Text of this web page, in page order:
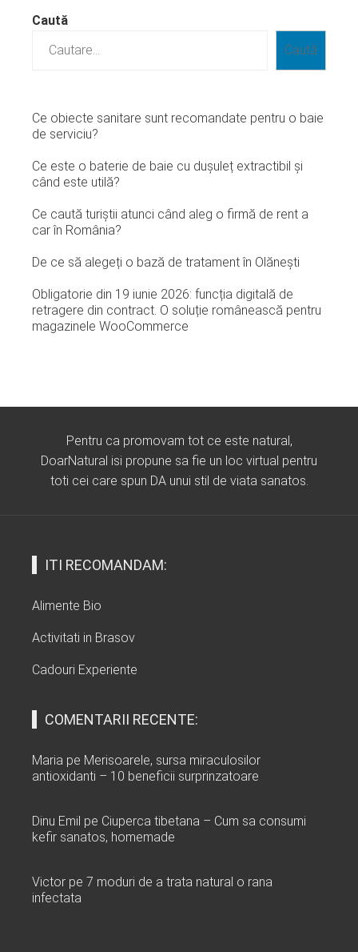
Caută
Caută
Ce obiecte sanitare sunt recomandate pentru o baie
de serviciu?
Ce este o baterie de baie cu dușuleț extractibil și
când este utilă?
Ce caută turiștii atunci când aleg o firmă de rent a
car în România?
De ce să alegeți o bază de tratament în Olănești
Obligatorie din 19 iunie 2026: funcția digitală de
retragere din contract. O soluție românească pentru
magazinele WooCommerce
Pentru ca promovam tot ce este natural,
DoarNatural isi propune sa fie un loc virtual pentru
toti cei care spun DA unui stil de viata sanatos.
ITI RECOMANDAM:
Alimente Bio
Activitati in Brasov
Cadouri Experiente
COMENTARII RECENTE:
Maria pe Merisoarele, sursa miraculosilor
antioxidanti – 10 beneficii surprinzatoare
Dinu Emil pe Ciuperca tibetana – Cum sa consumi
kefir sanatos, homemade
Victor pe 7 moduri de a trata natural o rana
infectata